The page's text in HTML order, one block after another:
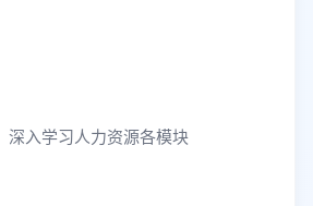
深入学习人力资源各模块